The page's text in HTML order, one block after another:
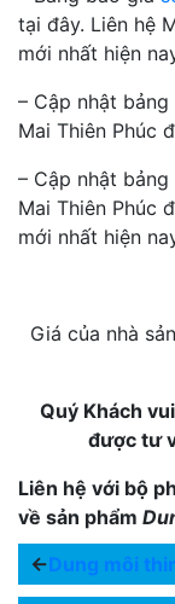
tại đây. Liên hệ
mới nhất hiện
– Cập nhật bảng
Mai Thiên Phúc
– Cập nhật
Mai Thiên Phúc
mới nhất hiện
Giá của nhà
Quý Khách
được tư
Liên hệ với bộ
về sản phẩm
←Dung môi